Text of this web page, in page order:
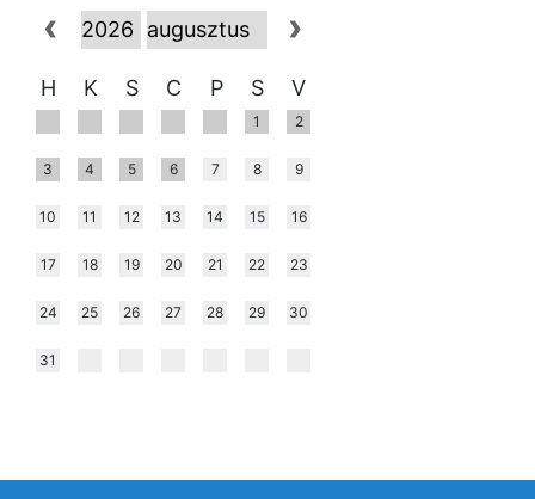
H K S C P S V
1 2
3 4 5 6 7 8 9
10 11 12 13 14 15 16
17 18 19 20 21 22 23
24 25 26 27 28 29 30
31